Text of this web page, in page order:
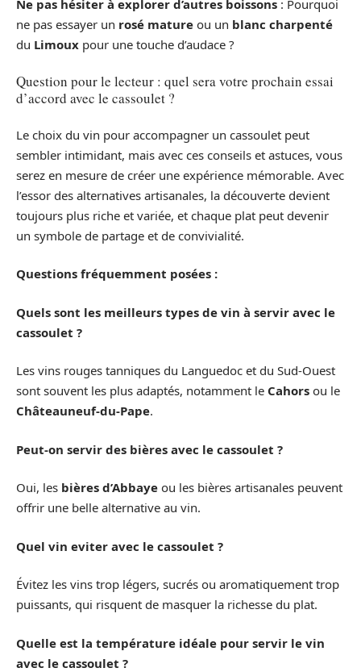
Ne pas hésiter à explorer d’autres boissons : Pourquoi
ne pas essayer un rosé mature ou un blanc charpenté
du Limoux pour une touche d’audace ?
Question pour le lecteur : quel sera votre prochain essai
d’accord avec le cassoulet ?
Le choix du vin pour accompagner un cassoulet peut
sembler intimidant, mais avec ces conseils et astuces, vous
serez en mesure de créer une expérience mémorable. Avec
l’essor des alternatives artisanales, la découverte devient
toujours plus riche et variée, et chaque plat peut devenir
un symbole de partage et de convivialité.
Questions fréquemment posées :
Quels sont les meilleurs types de vin à servir avec le
cassoulet ?
Les vins rouges tanniques du Languedoc et du Sud-Ouest
sont souvent les plus adaptés, notamment le Cahors ou le
Châteauneuf-du-Pape.
Peut-on servir des bières avec le cassoulet ?
Oui, les bières d’Abbaye ou les bières artisanales peuvent
offrir une belle alternative au vin.
Quel vin eviter avec le cassoulet ?
Évitez les vins trop légers, sucrés ou aromatiquement trop
puissants, qui risquent de masquer la richesse du plat.
Quelle est la température idéale pour servir le vin
avec le cassoulet ?